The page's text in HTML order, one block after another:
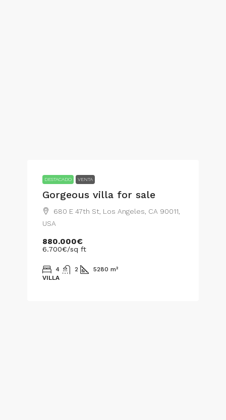
DESTACADO VENTA
Gorgeous villa for sale
680 E 47th St, Los Angeles, CA 90011,
USA
880.000€
6.700€/sq ft
4 2 5280 m²
VILLA